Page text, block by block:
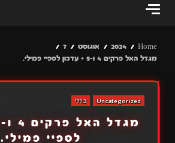
Home
2024 אוגוסט
7
מגדל האל פרקים 4 ו-5 + עדכון לספיי פמילי.
Uncategorized כללי
לספיי פמילי.